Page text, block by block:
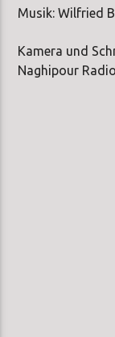
Musik: Wilfried
Kamera und
Naghipour